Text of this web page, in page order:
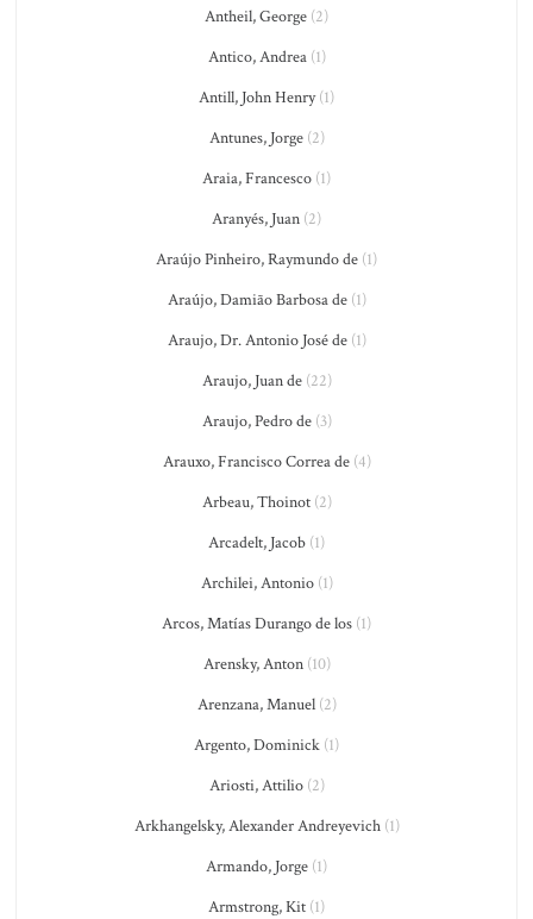
Antheil, George (2)
Antico, Andrea(1)
Antill, John Henry(1)
Antunes, Jorge(2)
Araia, Francesco (1)
Aranyés, Juan (2)
Araújo Pinheiro, Raymundo de (1)
Araújo, Damião Barbosa de(1)
Araujo, Dr. Antonio José de(1)
Araujo, Juan de(22)
Araujo, Pedro de(3)
Arauxo, Francisco Correa de(4)
Arbeau, Thoinot(2)
Arcadelt, Jacob (1)
Archilei, Antonio(1)
Arcos, Matías Durango de los (1)
Arensky, Anton(10)
Arenzana, Manuel(2)
Argento, Dominick (1)
Ariosti, Attilio(2)
Arkhangelsky, Alexander Andreyevich(1)
Armando, Jorge (1)
Armstrong, Kit (1)